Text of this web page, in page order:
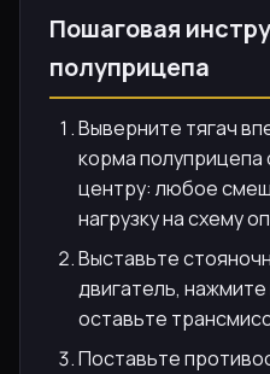
Пошаговая
полуприцепа
Выверните тягач
корма полуприцепа
центру: любое
нагрузку на схему
Выставьте
двигатель,
оставьте
Поставьте